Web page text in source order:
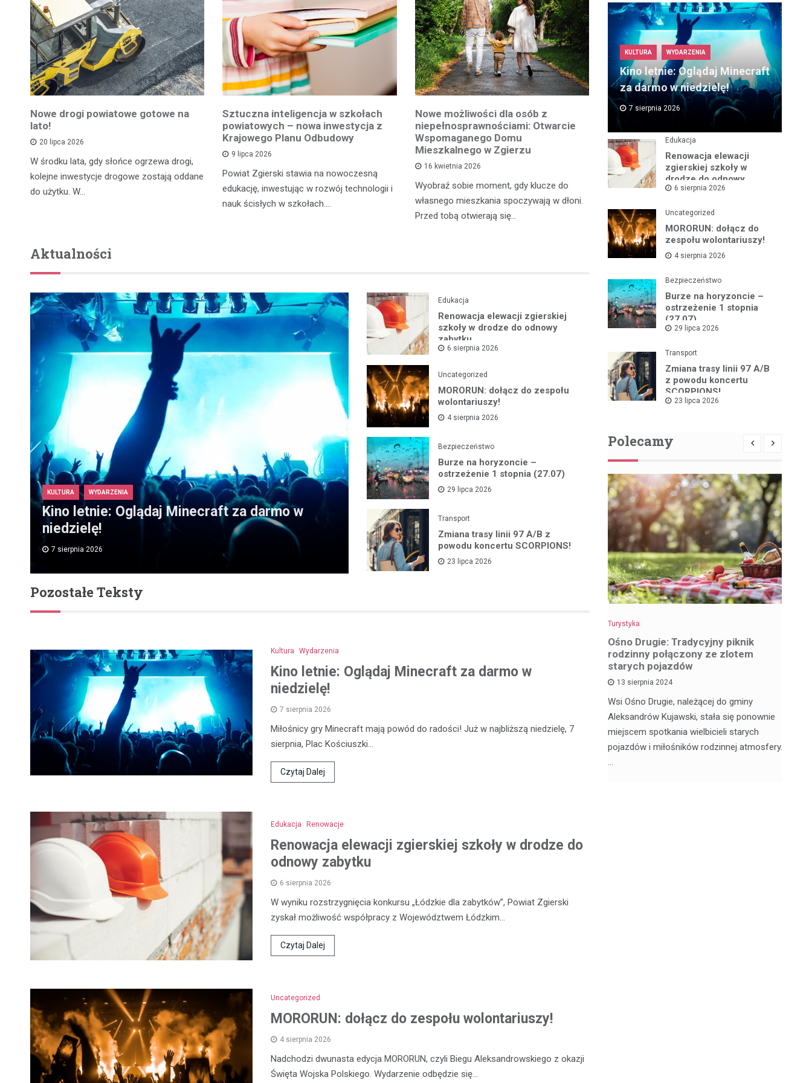
Nowe drogi powiatowe gotowe na
lato!
20 lipca 2026
W środku lata, gdy słońce ogrzewa drogi,
kolejne inwestycje drogowe zostają oddane
do użytku. W…
Sztuczna inteligencja w szkołach
powiatowych – nowa inwestycja z
Krajowego Planu Odbudowy
9 lipca 2026
Powiat Zgierski stawia na nowoczesną
edukację, inwestując w rozwój technologii i
nauk ścisłych w szkołach.…
Nowe możliwości dla osób z
niepełnosprawnościami: Otwarcie
Wspomaganego Domu
Mieszkalnego w Zgierzu
16 kwietnia 2026
Wyobraź sobie moment, gdy klucze do
własnego mieszkania spoczywają w dłoni.
Przed tobą otwierają się…
Aktualności
KULTURA WYDARZENIA
Kino letnie: Oglądaj Minecraft za darmo w
niedzielę!
7 sierpnia 2026
Edukacja
Renowacja elewacji zgierskiej
szkoły w drodze do odnowy
zabytku
6 sierpnia 2026
Uncategorized
MORORUN: dołącz do zespołu
wolontariuszy!
4 sierpnia 2026
Bezpieczeństwo
Burze na horyzoncie –
ostrzeżenie 1 stopnia (27.07)
29 lipca 2026
Transport
Zmiana trasy linii 97 A/B z
powodu koncertu SCORPIONS!
23 lipca 2026
Pozostałe Teksty
Kultura Wydarzenia
Kino letnie: Oglądaj Minecraft za darmo w
niedzielę!
7 sierpnia 2026
Miłośnicy gry Minecraft mają powód do radości! Już w najbliższą niedzielę, 7
sierpnia, Plac Kościuszki…
Czytaj Dalej
Edukacja Renowacje
Renowacja elewacji zgierskiej szkoły w drodze do
odnowy zabytku
6 sierpnia 2026
W wyniku rozstrzygnięcia konkursu „Łódzkie dla zabytków”, Powiat Zgierski
zyskał możliwość współpracy z Województwem Łódzkim…
Czytaj Dalej
Uncategorized
MORORUN: dołącz do zespołu wolontariuszy!
4 sierpnia 2026
Nadchodzi dwunasta edycja MORORUN, czyli Biegu Aleksandrowskiego z okazji
Święta Wojska Polskiego. Wydarzenie odbędzie się…
KULTURA WYDARZENIA
Kino letnie: Oglądaj Minecraft
za darmo w niedzielę!
7 sierpnia 2026
Edukacja
Renowacja elewacji
zgierskiej szkoły w
drodze do odnowy
zabytku
6 sierpnia 2026
Uncategorized
MORORUN: dołącz do
zespołu wolontariuszy!
4 sierpnia 2026
Bezpieczeństwo
Burze na horyzoncie –
ostrzeżenie 1 stopnia
(27.07)
29 lipca 2026
Transport
Zmiana trasy linii 97 A/B
z powodu koncertu
SCORPIONS!
23 lipca 2026
Polecamy
Aleksandrowie Łódzkim
inaczej jest z Aleksandrowem Łódzkim,
Turystyka
Ośno Drugie: Tradycyjny piknik
rodzinny połączony ze zlotem
starych pojazdów
13 sierpnia 2024
Wsi Ośno Drugie, należącej do gminy
Aleksandrów Kujawski, stała się ponownie
miejscem spotkania wielbicieli starych
pojazdów i miłośników rodzinnej atmosfery.